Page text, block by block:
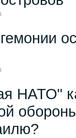
НАТО"